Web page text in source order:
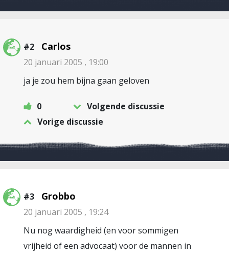
#2 Carlos
20 januari 2005 , 19:00
ja je zou hem bijna gaan geloven
0
Volgende discussie
Vorige discussie
#3 Grobbo
20 januari 2005 , 19:24
Nu nog waardigheid (en voor sommigen
vrijheid of een advocaat) voor de mannen in